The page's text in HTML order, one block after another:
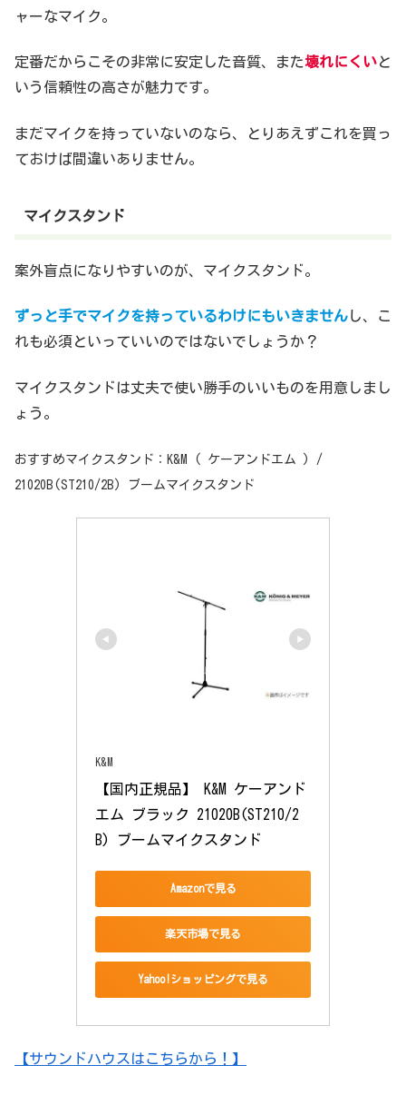
ャーなマイク。
定番だからこその非常に安定した音質、また壊れにくいと
いう信頼性の高さが魅力です。
まだマイクを持っていないのなら、とりあえずこれを買っ
ておけば間違いありません。
マイクスタンド
案外盲点になりやすいのが、マイクスタンド。
ずっと手でマイクを持っているわけにもいきませんし、こ
れも必須といっていいのではないでしょうか？
マイクスタンドは丈夫で使い勝手のいいものを用意しまし
ょう。
おすすめマイクスタンド：K&M ( ケーアンドエム ) /
21020B(ST210/2B) ブームマイクスタンド
K&M
【国内正規品】 K&M ケーアンド
エム ブラック 21020B(ST210/2
B) ブームマイクスタンド
Amazonで見る
楽天市場で見る
Yahoo!ショッピングで見る
【サウンドハウスはこちらから！】